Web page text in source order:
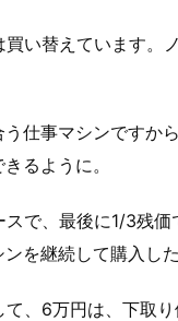
い替えています。
仕事マシンですか
るように。
で、最後に1/3残価
を継続して購入した
て、6万円は、下取